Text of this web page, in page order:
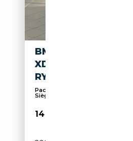
BMW 640 CABRIO D
XDRIVE/KAMERA/
RY/BI-XENON
Pack Sport, Soundsystem,
Sièges...
14 999€